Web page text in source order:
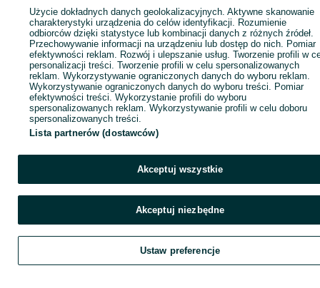
Użycie dokładnych danych geolokalizacyjnych. Aktywne skanowanie
charakterystyki urządzenia do celów identyfikacji. Rozumienie
odbiorców dzięki statystyce lub kombinacji danych z różnych źródeł.
Przechowywanie informacji na urządzeniu lub dostęp do nich. Pomiar
efektywności reklam. Rozwój i ulepszanie usług. Tworzenie profili w
personalizacji treści. Tworzenie profili w celu spersonalizowanych
reklam. Wykorzystywanie ograniczonych danych do wyboru reklam.
Wykorzystywanie ograniczonych danych do wyboru treści. Pomiar
efektywności treści. Wykorzystanie profili do wyboru
spersonalizowanych reklam. Wykorzystywanie profili w celu doboru
spersonalizowanych treści.
Lista partnerów (dostawców)
Akceptuj wszystkie
Akceptuj niezbędne
Ustaw preferencje